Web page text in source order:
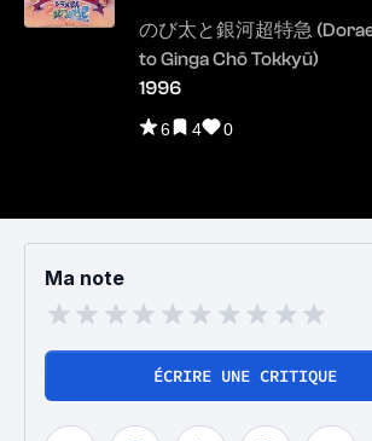
のび太と銀河超特急
to Ginga Chō Tokkyū)
1996
6 4 0
Ma note
ÉCRIRE UNE CRITIQUE